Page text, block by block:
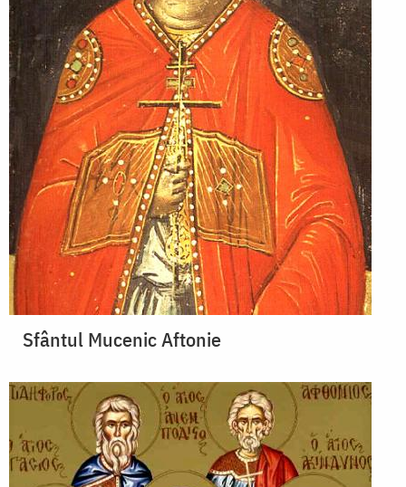
Sfântul Mucenic Aftonie